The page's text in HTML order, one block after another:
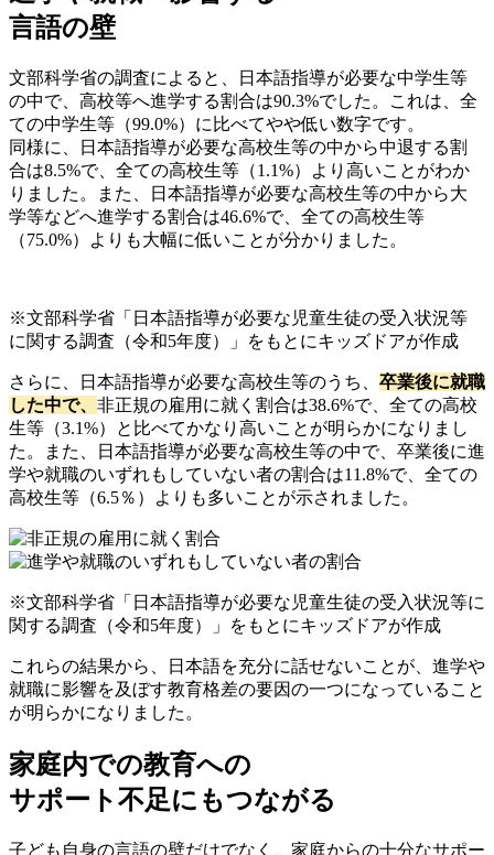
言語の壁
文部科学省の調査によると、
日本語指導が必要な中学生等
の中で、高校等へ進学する割合は90.3%でした。これは、全
ての中学生等（99.0%）に比べてやや低い数字です。
同様に、
日本語指導が必要な高校生等の中から中退する割
合は8.5%で、全ての高校生等（1.1%）より高いことがわか
りました。また、
日本語指導が必要な高校生等の中から大
学等などへ進学する割合は46.6%で、全ての高校生等
（75.0%）よりも大幅に低いことが分かりました。
※文部科学省「日本語指導が必要な児童生徒の受入状況等
に関する調査（令和5年度）」をもとにキッズドアが作成
さらに、日本語指導が必要な高校生等のうち、 卒業後に就職
した中で、 非正規の雇用に就く割合は38.6%で、全ての高校
生等（3.1%）と比べてかなり高いことが明らかになりまし
た。また、日本語指導が必要な高校生等の中で、 卒業後に進
学や就職のいずれもしていない者の割合は11.8%で、全ての
高校生等（6.5％）よりも多いことが示されました。
※文部科学省「日本語指導が必要な児童生徒の受入状況等に
関する調査（令和5年度）」をもとにキッズドアが作成
これらの結果から、
日本語を充分に話せないことが、進学や
就職に影響を及ぼす教育格差の要因の一つになっている こと
が明らかになりました。
家庭内での教育への
サポート不足にもつながる
子ども自身の言語の壁だけでなく、家庭からの十分なサポー